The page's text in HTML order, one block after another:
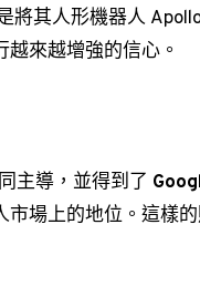
將其人形機器人
來越增強的信心。
主導，並得到了
場上的地位。這樣